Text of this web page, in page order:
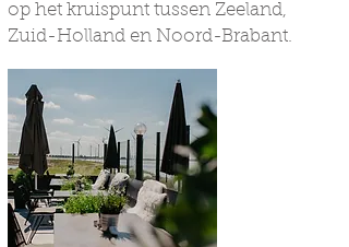
op het kruispunt tussen Zeeland,
Zuid-Holland en Noord-Brabant.